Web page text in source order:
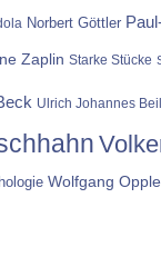
Norbert Göttler
Zaplin Starke Stücke
Ulrich Johannes Beil
Wolfgang